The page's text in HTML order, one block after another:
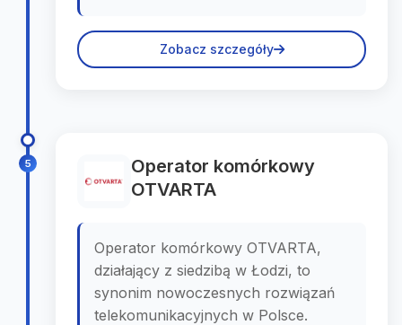
Zobacz szczegóły
5
Operator komórkowy
OTVARTA
Operator komórkowy OTVARTA,
działający z siedzibą w Łodzi, to
synonim nowoczesnych rozwiązań
telekomunikacyjnych w Polsce.